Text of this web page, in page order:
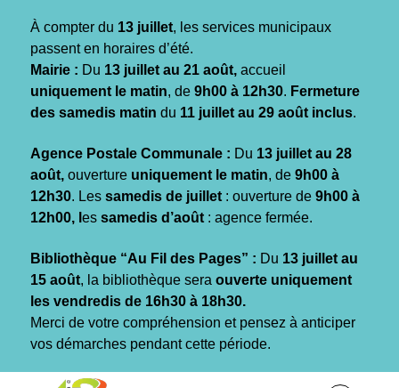
À compter du 13 juillet, les services municipaux
passent en horaires d’été.
Mairie : Du 13 juillet au 21 août, accueil
uniquement le matin, de 9h00 à 12h30. Fermeture
des samedis matin du 11 juillet au 29 août inclus.
Agence Postale Communale : Du 13 juillet au 28
août, ouverture uniquement le matin, de 9h00 à
12h30. Les samedis de juillet : ouverture de 9h00 à
12h00, l es samedis d’août : agence fermée.
Bibliothèque “Au Fil des Pages” : Du 13 juillet au
15 août, la bibliothèque sera ouverte uniquement
les vendredis de 16h30 à 18h30.
Merci de votre compréhension et pensez à anticiper
vos démarches pendant cette période.